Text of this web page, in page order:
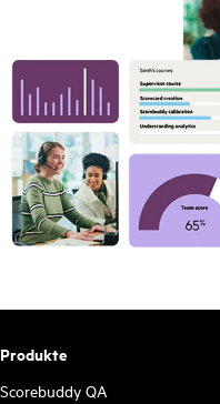
Produkte
Scorebuddy QA